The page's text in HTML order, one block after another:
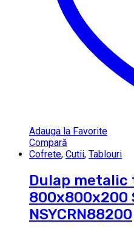
Adauga la Favorite
Compară
Cofrete, Cutii, Tablouri
Dulap
800x800x200
NSYCRN88200